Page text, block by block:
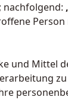
nachfolgend:
und Mittel